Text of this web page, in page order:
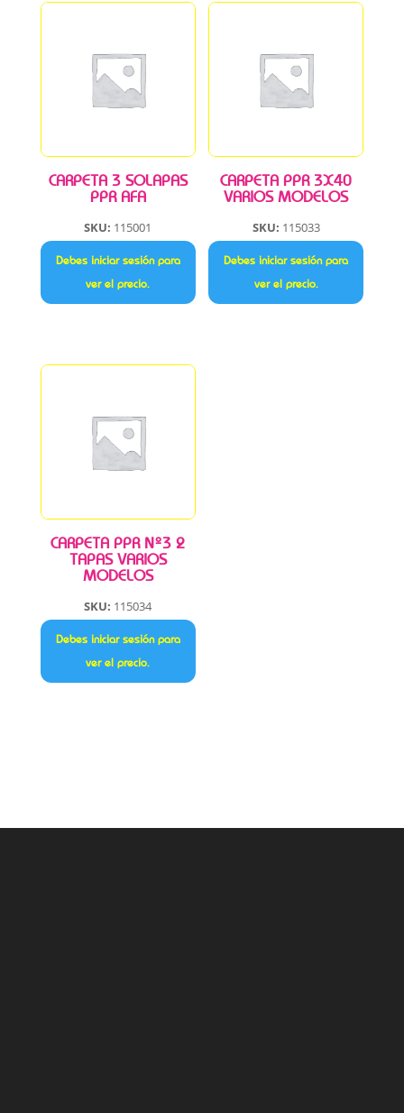
CARPETA 3 SOLAPAS
PPR AFA
SKU: 115001
Debes iniciar sesión para
ver el precio.
CARPETA PPR 3X40
VARIOS MODELOS
SKU: 115033
Debes iniciar sesión para
ver el precio.
CARPETA PPR Nº3 2
TAPAS VARIOS
MODELOS
SKU: 115034
Debes iniciar sesión para
ver el precio.